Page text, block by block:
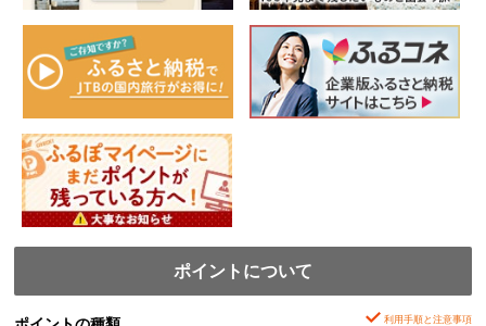
ポイントについて
利用手順と注意事項